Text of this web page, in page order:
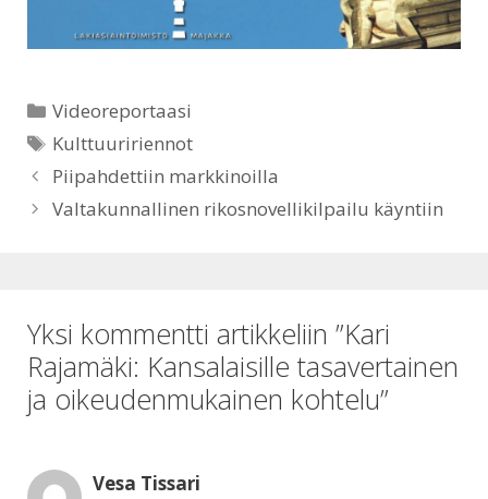
p
Kategoriat
Videoreportaasi
Avainsanat
Kulttuuririennot
Piipahdettiin markkinoilla
Valtakunnallinen rikosnovellikilpailu käyntiin
Yksi kommentti artikkeliin ”Kari
Rajamäki: Kansalaisille tasavertainen
ja oikeudenmukainen kohtelu”
Vesa Tissari